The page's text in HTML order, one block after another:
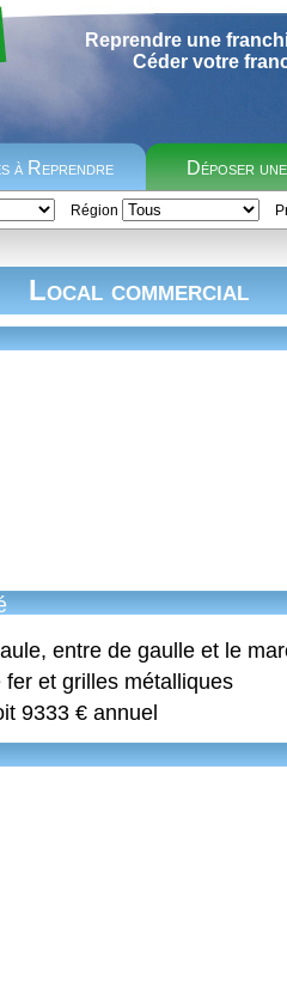
Reprendre une
Céder votre
à Reprendre Déposer
Région
Local commercial
entre de gaulle et le
fer et grilles métalliques
9333 € annuel